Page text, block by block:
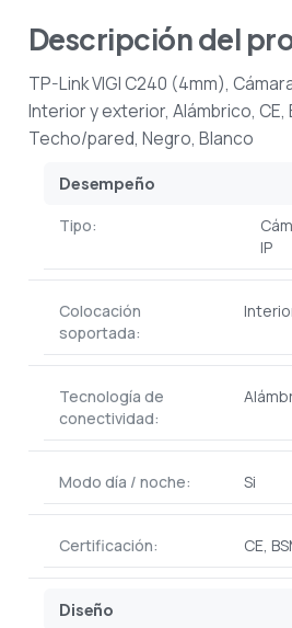
Descripción del
TP-Link VIGI C240 (4mm),
Interior y exterior, Alámbrico, CE,
Techo/pared, Negro, Blanco
Desempeño
Tipo:
IP
Colocación
soportada:
Tecnología de
conectividad:
Modo día / noche: Si
Certificación: CE,
Diseño